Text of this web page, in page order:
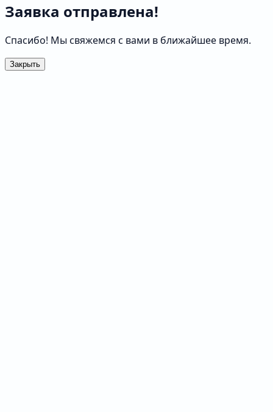
Заявка отправлена!
Спасибо! Мы свяжемся с вами в ближайшее время.
Закрыть